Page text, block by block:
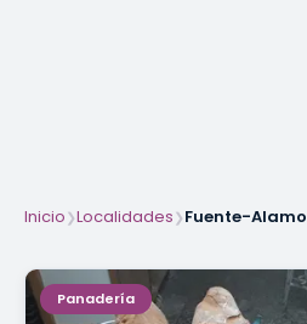
Inicio❯Localidades❯Fuente-Alamo
Panadería